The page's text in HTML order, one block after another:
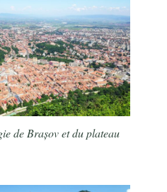
de Brașov et du plateau